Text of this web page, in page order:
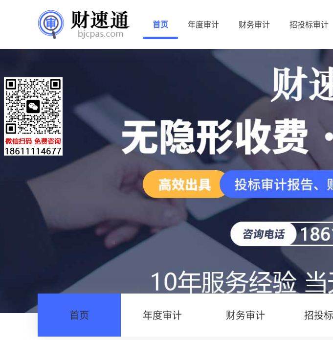
首页 年度审计 财务审计 招投标审计
首页 年度审计 财务审计 招投